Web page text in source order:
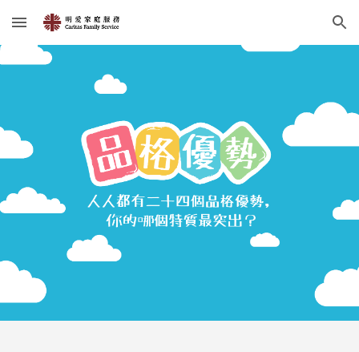
Skip to main content Skip to navigation